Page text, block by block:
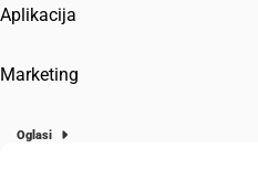
Aplikacija
Marketing
Oglasi